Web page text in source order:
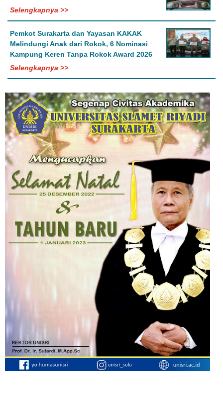
Selengkapnya >>
Pemkot Surakarta dan Yayasan KAKAK
Melindungi Anak dari Rokok, 6 Nominasi
Kampung Keren Tanpa Rokok Award 2026
Selengkapnya >>